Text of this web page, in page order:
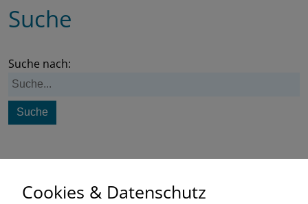
Suche
Suche nach:
Cookies & Datenschutz